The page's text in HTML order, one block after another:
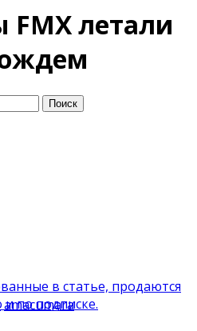
FMX летали
amacumara
в статье, продаются
по подписке.